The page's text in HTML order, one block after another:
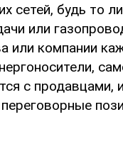
сетей, будь то
или
или компании
с продавцами,